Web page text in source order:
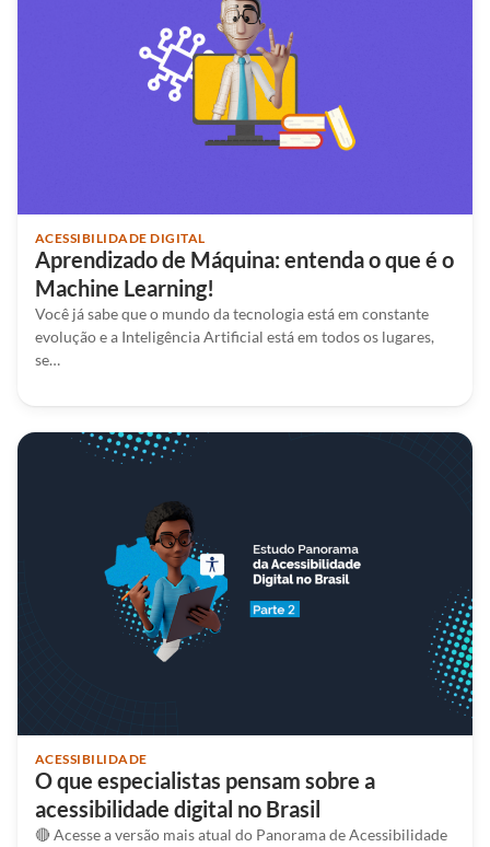
ACESSIBILIDADE DIGITAL
Aprendizado de Máquina: entenda o que é o
Machine Learning!
Você já sabe que o mundo da tecnologia está em constante
evolução e a Inteligência Artificial está em todos os lugares,
se…
ACESSIBILIDADE
O que especialistas pensam sobre a
acessibilidade digital no Brasil
🔴 Acesse a versão mais atual do Panorama de Acessibilidade